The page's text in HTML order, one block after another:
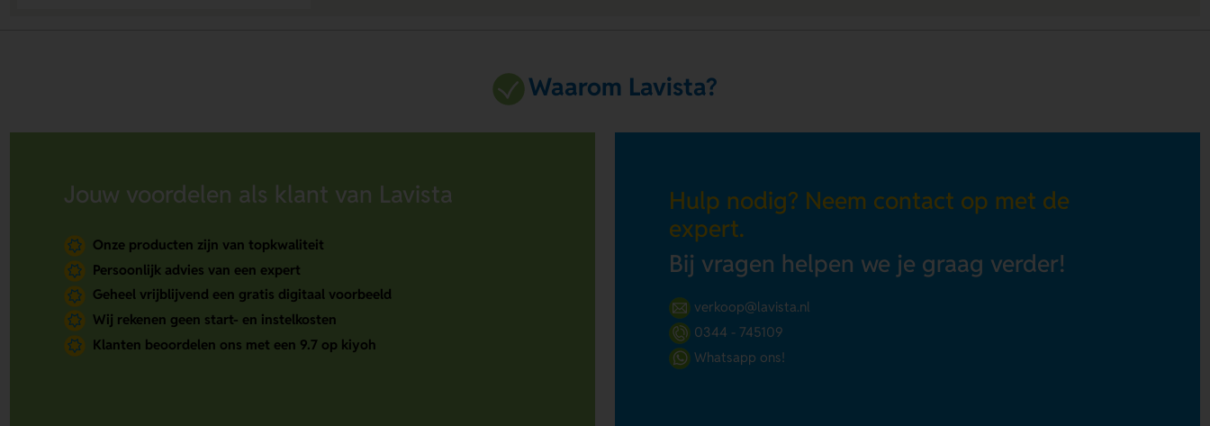
Waarom Lavista?
Jouw voordelen als klant van Lavista
Onze producten zijn van topkwaliteit
Persoonlijk advies van een expert
Geheel vrijblijvend een gratis digitaal voorbeeld
Wij rekenen geen start- en instelkosten
Klanten beoordelen ons met een 9.7 op kiyoh
Hulp nodig? Neem contact op met de
expert.
Bij vragen helpen we je graag verder!
verkoop@lavista.nl
0344 - 745109
Whatsapp ons!